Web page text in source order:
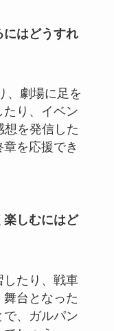
にはどうすれ
、劇場に足を
り、イベン
想を発信した
を応援でき
楽しむにはど
したり、戦車
台となった
、ガルパン